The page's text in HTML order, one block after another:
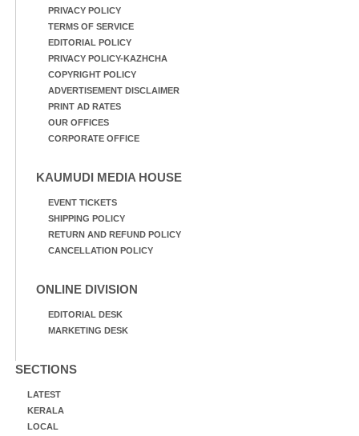
PRIVACY POLICY
TERMS OF SERVICE
EDITORIAL POLICY
PRIVACY POLICY-KAZHCHA
COPYRIGHT POLICY
ADVERTISEMENT DISCLAIMER
PRINT AD RATES
OUR OFFICES
CORPORATE OFFICE
KAUMUDI MEDIA HOUSE
EVENT TICKETS
SHIPPING POLICY
RETURN AND REFUND POLICY
CANCELLATION POLICY
ONLINE DIVISION
EDITORIAL DESK
MARKETING DESK
SECTIONS
LATEST
KERALA
LOCAL